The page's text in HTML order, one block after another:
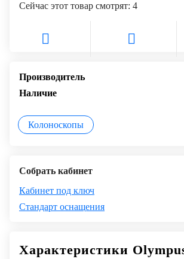
Сейчас этот товар смотрят: 4
Производитель
Наличие
Колоноскопы
Собрать кабинет
Кабинет под ключ
Стандарт оснащения
Характеристики